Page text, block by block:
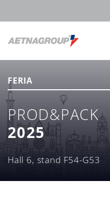
FERIA
PROD&PACK
2025
Hall 6, stand F54-G53